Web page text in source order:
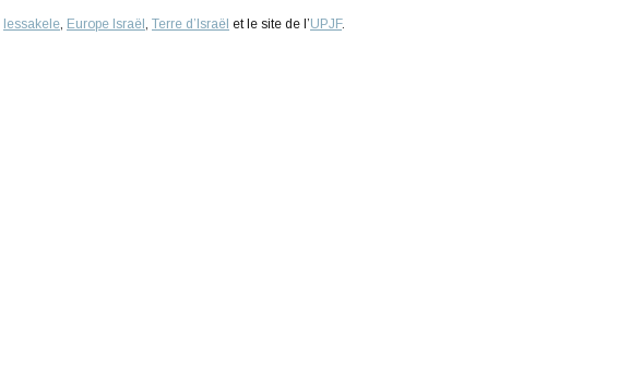
Iessakele, Europe Israël , Terre d’Israël et le site de l’UPJF.